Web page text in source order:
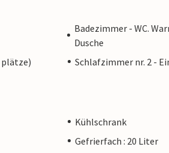
Badezimmer - WC.
Dusche
Schlafzimmer nr. 2 -
Kühlschrank
Gefrierfach : 20 Liter